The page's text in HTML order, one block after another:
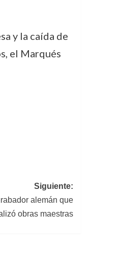
y la caída de
el Marqués
Siguiente:
alemán que
obras maestras